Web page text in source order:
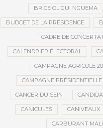
BRICE OLIGUI NGUEMA
BUDGET DE LA PRÉSIDENCE
CADRE DE
CALENDRIER ÉLECTORAL
CAMPAGNE AGRICOLE
CAMPAGNE PRÉSIDENTIELLE
CANCER DU SEIN
CANICULES CANIVEAUX
CARBURANT MALI